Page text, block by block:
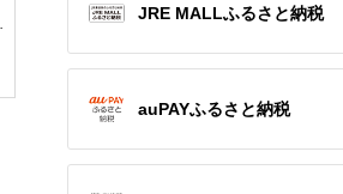
田舎そば打ち体験(体
験交流型メニュー)( 体
そば そば打ち )【D3-
【小田原市】JTBふる
さと旅行クーポン
期間3年（Eメール発
チケット 子供 子連れ
JRE MALLふるさと納税
auPAYふるさと納税